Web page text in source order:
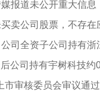
报道未公开重大信
卖公司股票，不存
司全资子公司持有
公司持有宇树科技
市审核委员会审议通